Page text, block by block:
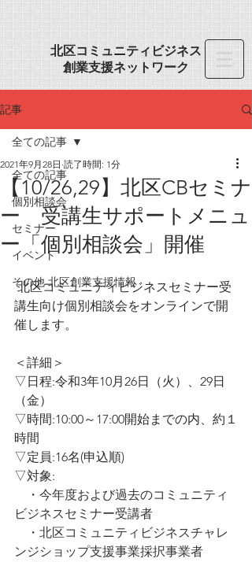
​北区コミュニティビジネス
創業支援ネットワーク
記事
全ての記事
個別相談会
セミナー
イベント
その他 北区創業支援情報
全ての記事
【10/26,29】北区CBセミナ
ー 受講生サポートメニュ
ー「個別相談会」開催
2021年9月28日 読了時間: 1分
北区コミュニティビジネスセミナー受
講生向け個別相談会をオンラインで開
催します。
＜詳細＞
▽日程:令和3年10月26日（火）、29日
（金）
▽時間:10:00～17:00開始までの内、約１
時間
▽定員:16名(申込順)
▽対象:
・今年度および過去のコミュニティ
ビジネスセミナー受講者
・北区コミュニティビジネスチャレ
ンジショップ支援事業採択事業者